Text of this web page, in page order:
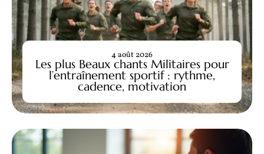
Les plus Beaux chants Militaires pour
l’entraînement sportif : rythme,
cadence, motivation
4 août 2026